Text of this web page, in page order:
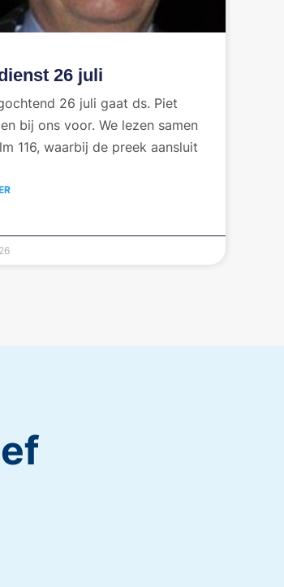
26 juli
26 juli gaat ds. Piet
bij ons voor. We lezen samen
116, waarbij de preek aansluit